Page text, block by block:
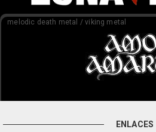
CONTENIDO
melodic death metal / viking metal
ENLACES